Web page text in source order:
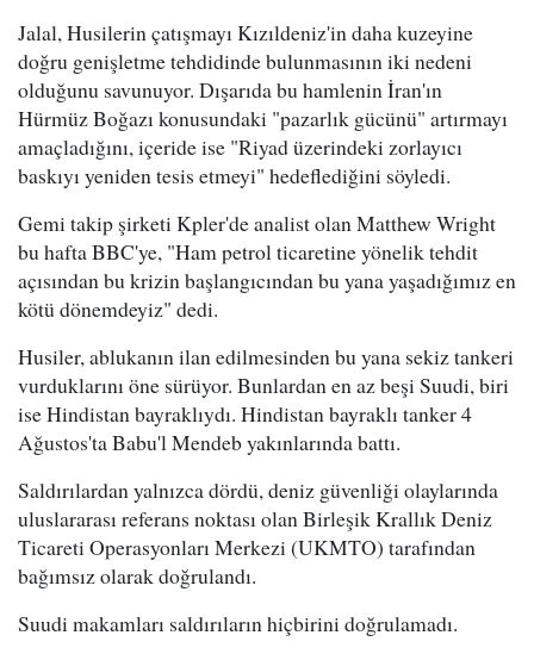
Jalal, Husilerin çatışmayı Kızıldeniz'in daha kuzeyine
doğru genişletme tehdidinde bulunmasının iki nedeni
olduğunu savunuyor. Dışarıda bu hamlenin İran'ın
Hürmüz Boğazı konusundaki "pazarlık gücünü" artırmayı
amaçladığını, içeride ise "Riyad üzerindeki zorlayıcı
baskıyı yeniden tesis etmeyi" hedeflediğini söyledi.
Gemi takip şirketi Kpler'de analist olan Matthew Wright
bu hafta BBC'ye, "Ham petrol ticaretine yönelik tehdit
açısından bu krizin başlangıcından bu yana yaşadığımız en
kötü dönemdeyiz" dedi.
Husiler, ablukanın ilan edilmesinden bu yana sekiz tankeri
vurduklarını öne sürüyor. Bunlardan en az beşi Suudi, biri
ise Hindistan bayraklıydı. Hindistan bayraklı tanker 4
Ağustos'ta Babu'l Mendeb yakınlarında battı.
Saldırılardan yalnızca dördü, deniz güvenliği olaylarında
uluslararası referans noktası olan Birleşik Krallık Deniz
Ticareti Operasyonları Merkezi (UKMTO) tarafından
bağımsız olarak doğrulandı.
Suudi makamları saldırıların hiçbirini doğrulamadı.